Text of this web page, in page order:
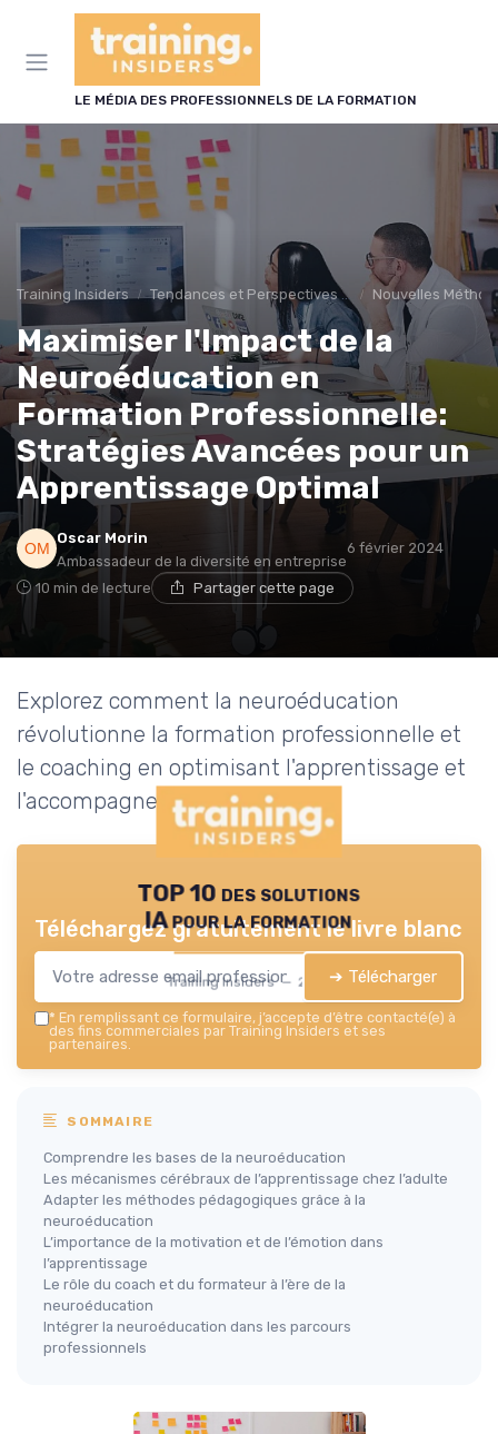
LE MÉDIA DES PROFESSIONNELS DE LA FORMATION
Training Insiders Tendances et Perspectives dans la formation professionnelles Nouvelles
Maximiser l'Impact de la
Neuroéducation en
Formation Professionnelle:
Stratégies Avancées pour un
Apprentissage Optimal
Oscar Morin
Ambassadeur de la diversité en entreprise
6 février 2024
10 min de lecture Partager cette page
Explorez comment la neuroéducation
révolutionne la formation professionnelle et
le coaching en optimisant l'apprentissage et
l'accompagnement des adultes.
TOP 10 des solutions
IA pour la formation
Training Insiders — 2026
Téléchargez gratuitement le livre blanc
➔ Télécharger
* En remplissant ce formulaire, j’accepte d’être contacté(e) à
des fins commerciales par Training Insiders et ses
partenaires.
SOMMAIRE
Comprendre les bases de la neuroéducation
Les mécanismes cérébraux de l’apprentissage chez l’adulte
Adapter les méthodes pédagogiques grâce à la
neuroéducation
L’importance de la motivation et de l’émotion dans
l’apprentissage
Le rôle du coach et du formateur à l’ère de la
neuroéducation
Intégrer la neuroéducation dans les parcours
professionnels
Panneau de gestion des cookies